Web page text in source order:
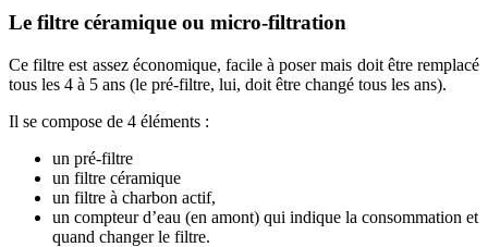
Le filtre céramique ou micro-filtration
Ce filtre est assez économique, facile à poser mais doit être remplacé
tous les 4 à 5 ans (le pré-filtre, lui, doit être changé tous les ans).
Il se compose de 4 éléments :
un pré-filtre
un filtre céramique
un filtre à charbon actif,
un compteur d’eau (en amont) qui indique la consommation et
quand changer le filtre.